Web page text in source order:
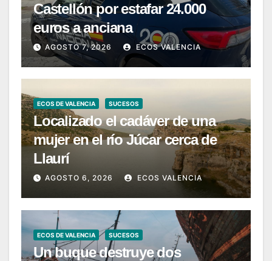
Castellón por estafar 24.000
euros a anciana
AGOSTO 7, 2026 ECOS VALENCIA
ECOS DE VALENCIA SUCESOS
Localizado el cadáver de una
mujer en el río Júcar cerca de
Llaurí
AGOSTO 6, 2026 ECOS VALENCIA
ECOS DE VALENCIA SUCESOS
Un buque destruye dos